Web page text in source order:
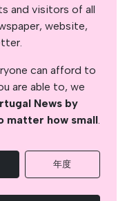
and visitors of all
website,
can afford to
are able to, we
News by
matter how small.
年度